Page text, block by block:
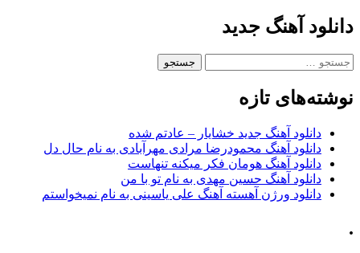
دانلود آهنگ جدید
جستجو
نوشته‌های تازه
دانلود آهنگ جدید خشایار – عادتم شده
دانلود آهنگ محمودرضا مرادی مهرآبادی به نام حال دل
دانلود آهنگ هومان فکر میکنه تنهاست
دانلود آهنگ حسین مهدی به نام تو با من
دانلود ورژن آهسته آهنگ علی یاسینی به نام نمیخواستم
.